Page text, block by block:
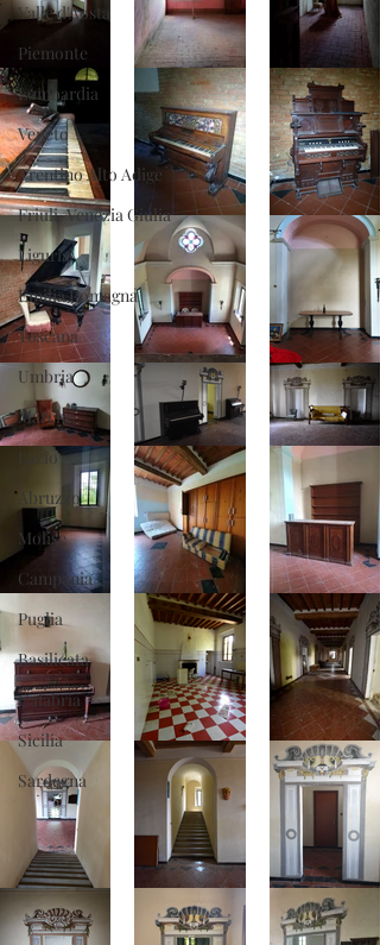
Valle d'Aosta
Piemonte
Lombardia
Veneto
Trentino Alto Adige
Friuli-Venezia Giulia
Liguria
Emilia Romagna
Toscana
Umbria
Marche
Lazio
Abruzzo
Molise
Campania
Puglia
Basilicata
Calabria
Sicilia
Sardegna